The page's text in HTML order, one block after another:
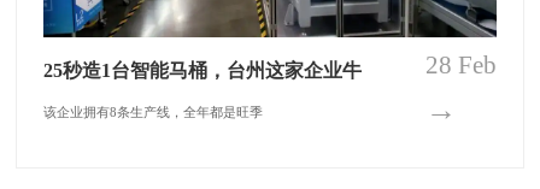
25秒造1台智能马桶，台州这家企业牛
该企业拥有8条生产线，全年都是旺季
28 Feb
→